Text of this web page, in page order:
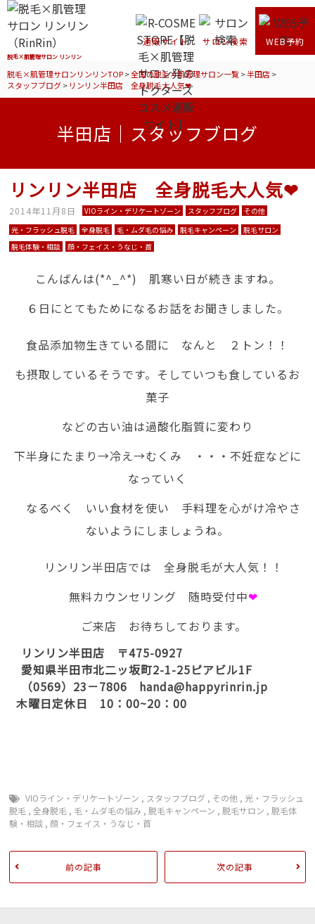
脱毛×肌管理サロン リンリン
通販サイト サロン検索 WEB予約
脱毛×肌管理サロンリンリンTOP>全国の脱毛×肌管理サロン一覧>半田店>
スタッフブログ> リンリン半田店 全身脱毛大人気❤
半田店｜スタッフブログ
リンリン半田店 全身脱毛大人気❤
2014年11月8日 VIOライン・デリケートゾーン スタッフブログ
その他
光・フラッシュ脱毛
全身脱毛 毛・ムダ毛の悩み 脱毛キャンペーン
脱毛サロン
脱毛体験・相談
顔・フェイス・うなじ・首
こんばんは(*^_^*) 肌寒い日が続きますね。
６日にとてもためになるお話をお聞きしました。
食品添加物生きている間に なんと ２トン！！
も摂取しているそうです。そしていつも食しているお
菓子
などの古い油は過酸化脂質に変わり
下半身にたまり→冷え→むくみ ・・・不妊症などに
なっていく
なるべく いい食材を使い 手料理を心がけ冷やさ
ないようにしましょうね。
リンリン半田店では 全身脱毛が大人気！！
無料カウンセリング 随時受付中❤
ご来店 お待ちしております。
リンリン半田店 〒475-0927
愛知県半田市北二ッ坂町2-1-25ピアビル1F
（0569）23－7806 handa@happyrinrin.jp
木曜日定休日 10：00~20：00
VIOライン・デリケートゾーン , スタッフブログ , その他 , 光・フラッシュ
脱毛 ,全身脱毛 , 毛・ムダ毛の悩み ,脱毛キャンペーン ,脱毛サロン ,脱毛体
験・相談 ,顔・フェイス・うなじ・首
前の記事 次の記事